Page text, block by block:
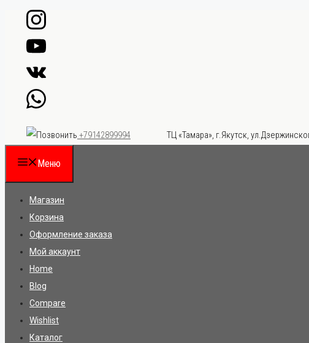
Перейти
содержимому
+79142899994 ТЦ «Тамара», г.Якутск,
Меню
Магазин
Корзина
Оформление заказа
Мой аккаунт
Home
Blog
Compare
Wishlist
Каталог